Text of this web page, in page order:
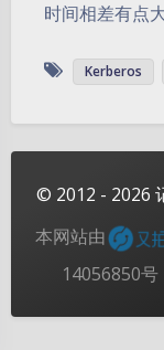
夜间模式
时间相差有点
Kerberos
© 2012 - 2026
本网站由
14056850号